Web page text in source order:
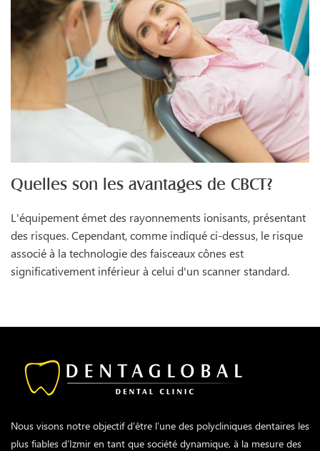
Quelles son les avantages de CBCT?
L'équipement émet des rayonnements ionisants, présentant
des risques. Cependant, comme indiqué ci-dessus, le risque
associé à la technologie des faisceaux cônes est
significativement inférieur à celui d'un scanner standard.
Nous visons notre objectif d’être l’une des polycliniques dentaires les
plus fiables d’Izmir en tant que société dynamique, à la mesure des